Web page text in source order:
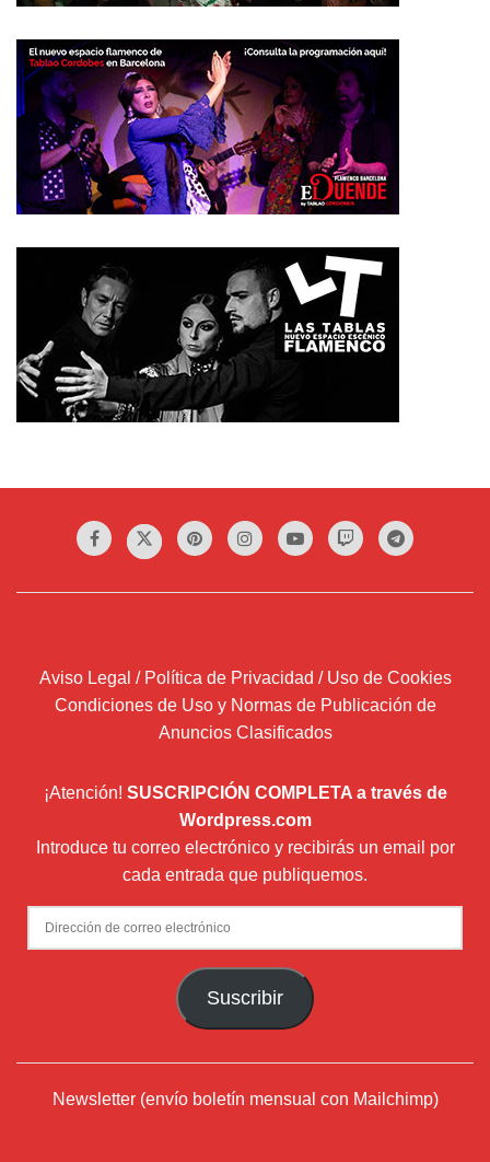
Aviso Legal / Política de Privacidad / Uso de Cookies
Condiciones de Uso y Normas de Publicación de
Anuncios Clasificados
¡Atención! SUSCRIPCIÓN COMPLETA a través de
Wordpress.com
Introduce tu correo electrónico y recibirás un email por
cada entrada que publiquemos.
Dirección
de
Suscribir
Newsletter (envío boletín mensual con Mailchimp)